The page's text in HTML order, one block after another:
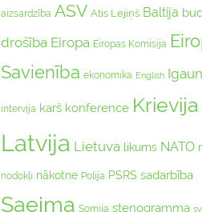
aizsardzība ASV Atis Lejiņš Baltija
drošība Eiropa Eiropas Komisija
Savienība ekonomika English
intervija karš konference Krievija
Latvija Lietuva likums NATO
nodokļi nākotne Polija PSRS sadarbība
Saeima Somija stenogramma